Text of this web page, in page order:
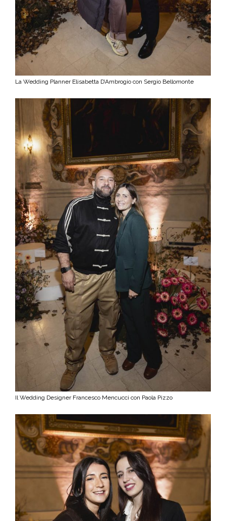
La Wedding Planner Elisabetta D’Ambrogio con Sergio Bellomonte
Il Wedding Designer Francesco Mencucci con Paola Pizzo